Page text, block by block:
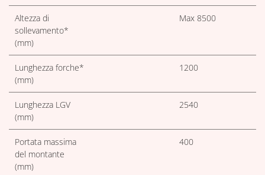
Altezza di
sollevamento*
(mm)
Max 8500
Lunghezza forche*
(mm)
1200
Lunghezza LGV
(mm)
2540
Portata massima
del montante
(mm)
400